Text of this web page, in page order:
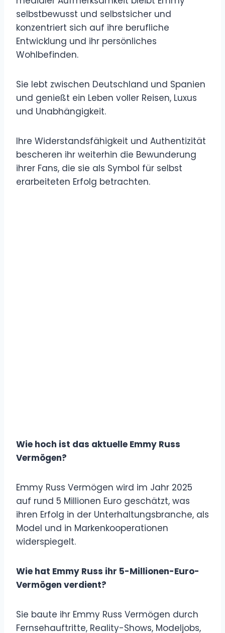
selbstbewusst und selbstsicher und
konzentriert sich auf ihre berufliche
Entwicklung und ihr persönliches
Wohlbefinden.
Sie lebt zwischen Deutschland und Spanien
und genießt ein Leben voller Reisen, Luxus
und Unabhängigkeit.
Ihre Widerstandsfähigkeit und Authentizität
bescheren ihr weiterhin die Bewunderung
ihrer Fans, die sie als Symbol für selbst
erarbeiteten Erfolg betrachten.
Wie hoch ist das aktuelle Emmy Russ
Vermögen?
Emmy Russ Vermögen wird im Jahr 2025
auf rund 5 Millionen Euro geschätzt, was
ihren Erfolg in der Unterhaltungsbranche, als
Model und in Markenkooperationen
widerspiegelt.
Wie hat Emmy Russ ihr 5-Millionen-Euro-
Vermögen verdient?
Sie baute ihr Emmy Russ Vermögen durch
Fernsehauftritte, Reality-Shows, Modeljobs,